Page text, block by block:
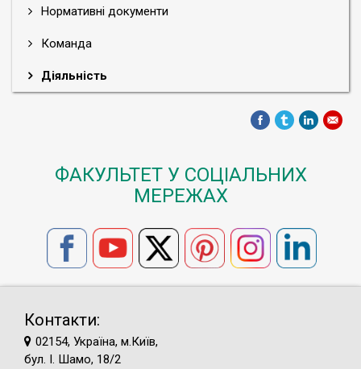
Нормативні документи
Команда
Діяльність
ФАКУЛЬТЕТ У СОЦІАЛЬНИХ
МЕРЕЖАХ
Контакти:
02154, Україна, м.Київ,
бул. І. Шамо, 18/2